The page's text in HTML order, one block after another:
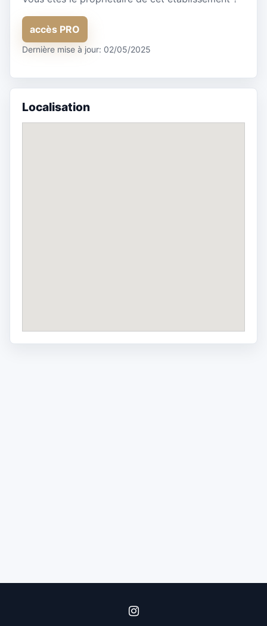
accès PRO
Dernière mise à jour: 02/05/2025
Localisation